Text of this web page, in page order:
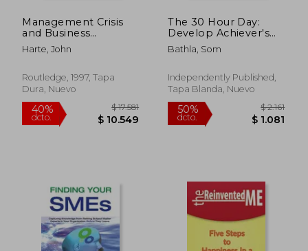
50%
dcto.
50%
dcto.
Management Crisis
and Business
Revolution (en
Inglés)
Harte, John
Routledge, 1997, Tapa
Dura, Nuevo
The 30 Hour Day:
Develop Achiever's
Mindset and Habits,
Work Smarter and
Things That Matter
(en Inglés)
Bathla, Som
Independently Published,
Tapa Blanda, Nuevo